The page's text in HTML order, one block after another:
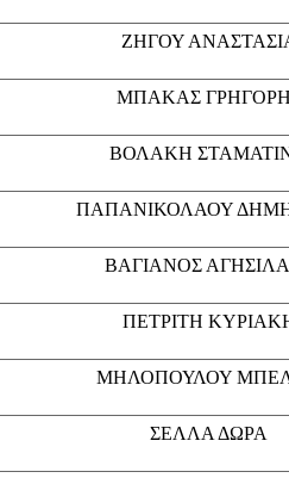
ΖΗΓΟΥ
ΜΠΑΚΑΣ
ΒΟΛΑΚΗ
ΠΑΠΑΝΙΚΟΛΑΟΥ
ΒΑΓΙΑΝΟΣ
ΠΕΤΡΙΤΗ
ΜΗΛΟΠΟΥΛΟΥ
ΣΕΛΛΑ ΔΩΡΑ